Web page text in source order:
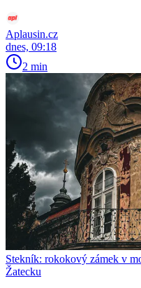
Aplausin.cz
dnes, 09:18
2 min
Stekník: rokokový zámek v
Žatecku